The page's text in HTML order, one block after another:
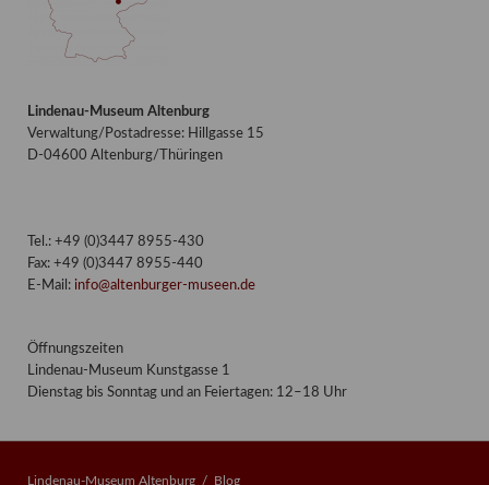
Lindenau-Museum Altenburg
Verwaltung/Postadresse: Hillgasse 15
D-04600 Altenburg/Thüringen
Tel.: +49 (0)3447 8955-430
Fax: +49 (0)3447 8955-440
E-Mail: info@altenburger-museen.de
Öffnungszeiten
Lindenau-Museum Kunstgasse 1
Dienstag bis Sonntag und an Feiertagen: 12–18 Uhr
Lindenau-Museum Altenburg Blog